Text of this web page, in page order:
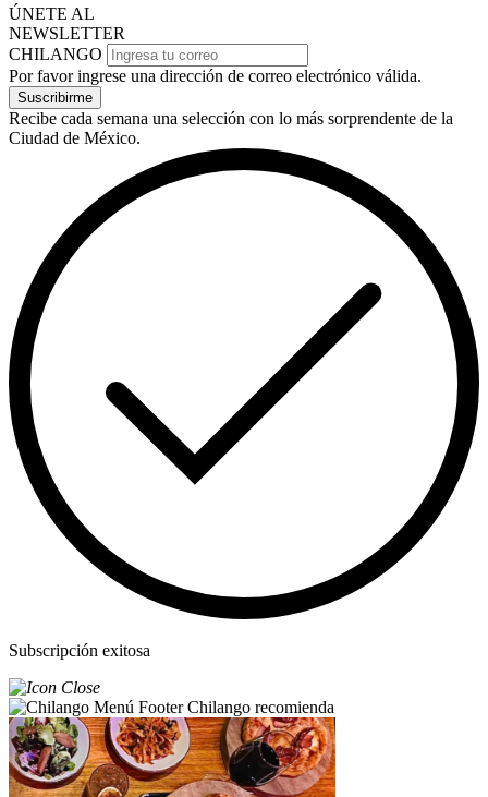
ÚNETE AL
NEWSLETTER
CHILANGO
Por favor ingrese una dirección de correo electrónico válida.
Suscribirme
Recibe cada semana una selección con lo más sorprendente de la
Ciudad de México.
Subscripción exitosa
Chilango recomienda